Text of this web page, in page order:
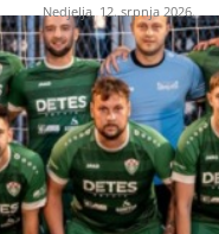
Nedjelja, 12. srpnja 2026.